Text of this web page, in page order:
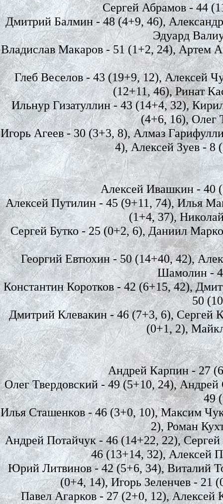
Сергей Абрамов - 44
Дмитрий Балмин - 48 (4+9, 46),
Эдуард
Владислав Макаров - 51 (1+2, 24), Артем
Глеб Веселов - 43 (19+9, 12), Алексей
(12+11, 46), Ринат
Ильнур Гизатуллин - 43 (14+4, 32),
(4+6, 16), Олег
Игорь Агеев - 30 (3+3, 8), Алмаз
4), Алексей Зуев -
Алексей Ивашкин - 40
Алексей Путилин - 45 (9+11, 74), Илья
(1+4, 37),
Сергей Бутко - 25 (0+2, 6), Даниил
Георгий Евтюхин - 50 (14+40, 42),
Шамолин -
Константин Коротков - 42 (6+15, 42),
50
Дмитрий Клевакин - 46 (7+3, 6),
(0+1, 2),
Андрей Карпин - 27
Олег Твердовский - 49 (5+10, 24),
49
Илья Сташенков - 46 (3+0, 10), Максим
2), Роман
Андрей Потайчук - 46 (14+22, 22),
46 (13+14, 32), Алексей
Юрий Литвинов - 42 (5+6, 34), Виталий
(0+4, 14), Игорь Зеленчев - 21
Павел Агарков - 27 (2+0, 12),